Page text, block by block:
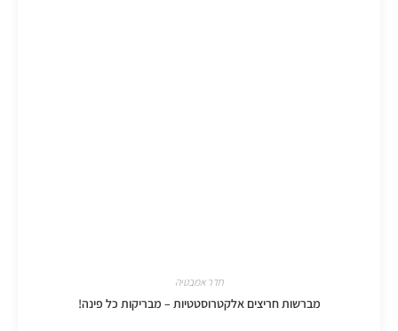
חדר אמבטיה
מברשות חריצים אלקטרוסטטיות – מבריקות כל פינה!